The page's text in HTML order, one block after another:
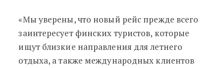
«Мы уверены, что новый рейс прежде всего
заинтересует финских туристов, которые
ищут близкие направления для летнего
отдыха, а также международных клиентов